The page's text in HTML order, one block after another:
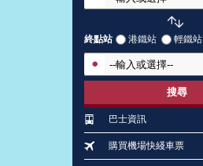
終點站 港鐵站 輕鐵站
搜尋
巴士資訊
購買機場快綫車票